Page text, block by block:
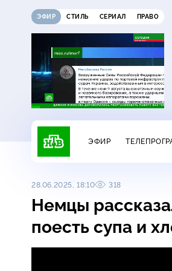
ЭФИР СТИЛЬ СЕРИАЛ ПРАВО
09:00
Дачный ответ
ЭФИР
28.06.2025, 18:10 318
Немцы
поесть супа и